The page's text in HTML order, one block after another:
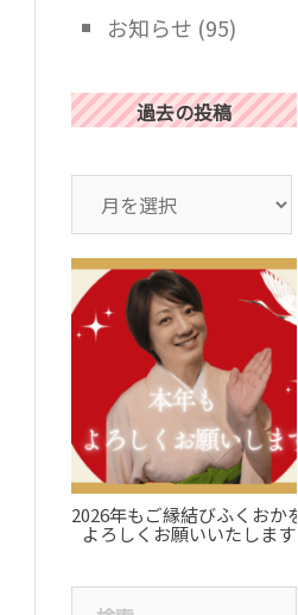
お知らせ (95)
過去の投稿
ー
カ
イ
ブ
2026年もご縁結びふくおかを
よろしくお願いいたします